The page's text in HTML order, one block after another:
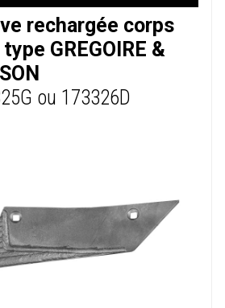
rechargée corps
type GREGOIRE &
ou 173326D